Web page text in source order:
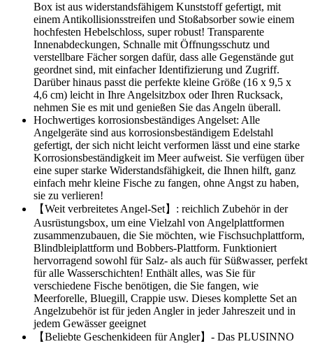
Box ist aus widerstandsfähigem Kunststoff gefertigt, mit
einem Antikollisionsstreifen und Stoßabsorber sowie einem
hochfesten Hebelschloss, super robust! Transparente
Innenabdeckungen, Schnalle mit Öffnungsschutz und
verstellbare Fächer sorgen dafür, dass alle Gegenstände gut
geordnet sind, mit einfacher Identifizierung und Zugriff.
Darüber hinaus passt die perfekte kleine Größe (16 x 9,5 x
4,6 cm) leicht in Ihre Angelsitzbox oder Ihren Rucksack,
nehmen Sie es mit und genießen Sie das Angeln überall.
Hochwertiges korrosionsbeständiges Angelset: Alle
Angelgeräte sind aus korrosionsbeständigem Edelstahl
gefertigt, der sich nicht leicht verformen lässt und eine starke
Korrosionsbeständigkeit im Meer aufweist. Sie verfügen über
eine super starke Widerstandsfähigkeit, die Ihnen hilft, ganz
einfach mehr kleine Fische zu fangen, ohne Angst zu haben,
sie zu verlieren!
【Weit verbreitetes Angel-Set】: reichlich Zubehör in der
Ausrüstungsbox, um eine Vielzahl von Angelplattformen
zusammenzubauen, die Sie möchten, wie Fischsuchplattform,
Blindbleiplattform und Bobbers-Plattform. Funktioniert
hervorragend sowohl für Salz- als auch für Süßwasser, perfekt
für alle Wasserschichten! Enthält alles, was Sie für
verschiedene Fische benötigen, die Sie fangen, wie
Meerforelle, Bluegill, Crappie usw. Dieses komplette Set an
Angelzubehör ist für jeden Angler in jeder Jahreszeit und in
jedem Gewässer geeignet
【Beliebte Geschenkideen für Angler】- Das PLUSINNO